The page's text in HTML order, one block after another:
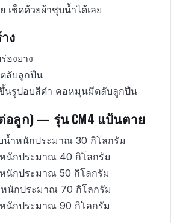
เช็ดด้วยผ้าชุบน้ำได้เลย
ง
องยาง
ลับลูกปืน
นรูปอบสีดำ คอหมุนมีตลับลูกปืน
ลูก) — รุ่น CM4 แป้นตาย
น้ำหนักประมาณ 30 กิโลกรัม
นักประมาณ 40 กิโลกรัม
นักประมาณ 50 กิโลกรัม
นักประมาณ 70 กิโลกรัม
นักประมาณ 90 กิโลกรัม